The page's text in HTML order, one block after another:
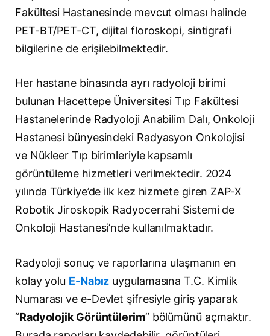
Fakültesi Hastanesinde mevcut olması halinde
PET-BT/PET-CT, dijital floroskopi, sintigrafi
bilgilerine de erişilebilmektedir.
Her hastane binasında ayrı radyoloji birimi
bulunan Hacettepe Üniversitesi Tıp Fakültesi
Hastanelerinde Radyoloji Anabilim Dalı, Onkoloji
Hastanesi bünyesindeki Radyasyon Onkolojisi
ve Nükleer Tıp birimleriyle kapsamlı
görüntüleme hizmetleri verilmektedir. 2024
yılında Türkiye’de ilk kez hizmete giren ZAP-X
Robotik Jiroskopik Radyocerrahi Sistemi de
Onkoloji Hastanesi’nde kullanılmaktadır.
Radyoloji sonuç ve raporlarına ulaşmanın en
kolay yolu E-Nabız uygulamasına T.C. Kimlik
Numarası ve e-Devlet şifresiyle giriş yaparak
“Radyolojik Görüntülerim” bölümünü açmaktır.